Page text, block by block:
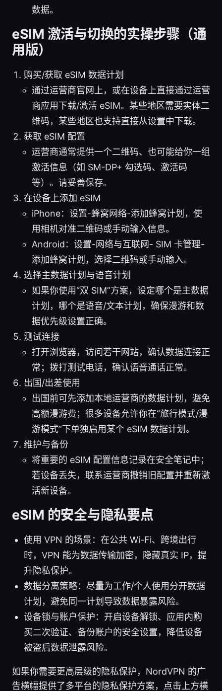
数据。
eSIM 激活与切换的实操步骤（通
用版）
购买/获取 eSIM 数据计划
通过运营商官网上，或在设备上直接通过运营
商应用下载/激活 eSIM。某些地区需要实体二
维码，某些地区也支持直接从设置中下载。
获取 eSIM 配置
运营商通常提供一个二维码、也可能给你一组
激活信息（如 SM-DP+ 勾选码、激活码
等）。请妥善保存。
在设备上添加 eSIM
iPhone：设置-蜂窝网络-添加蜂窝计划，使
用相机对准二维码或手动输入信息。
Android：设置-网络与互联网- SIM 卡管理-
添加蜂窝计划，选择二维码或手动输入。
选择主数据计划与语音计划
如果你使用“双 SIM”方案，设定哪个是主数据
计划，哪个是语音/文本计划，确保漫游和数
据优先级设置正确。
测试连接
打开浏览器，访问若干网站，确认数据连接正
常；拨打测试电话，确认语音通话正常。
出国/出差使用
出国前可先添加本地运营商的数据计划，避免
高额漫游费；很多设备允许你在“旅行模式/漫
游模式”下单独启用某个 eSIM 数据计划。
维护与备份
将重要的 eSIM 配置信息记录在安全笔记中；
若设备丢失，联系运营商撤销旧配置并重新激
活新设备。
eSIM 的安全与隐私要点
使用 VPN 的场景：在公共 Wi-Fi、跨境出行
时，VPN 能为数据传输加密，隐藏真实 IP，提
升隐私保护。
数据分离策略：尽量为工作/个人使用分开数据
计划，避免同一计划导致数据暴露风险。
设备锁与账户保护：开启设备解锁、应用内购
买二次验证、备份账户的安全设置，降低设备
被盗后数据泄露风险。
如果你需要更高层级的隐私保护，NordVPN 的广
告横幅提供了多平台的隐私保护方案，点击上方横